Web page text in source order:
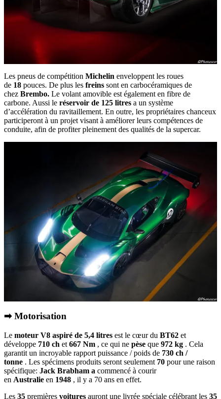
Les pneus de compétition Michelin enveloppent les roues
de 18 pouces. De plus les freins sont en carbocéramiques de
chez Brembo. Le volant amovible est également en fibre de
carbone. Aussi le réservoir de 125 litres a un système
d’accélération du ravitaillement. En outre, les propriétaires chanceux
participeront à un projet visant à améliorer leurs compétences de
conduite, afin de profiter pleinement des qualités de la supercar.
➡ Motorisation
Le moteur V8 aspiré de 5,4 litres est le cœur du BT62 et
développe 710 ch et 667 Nm , ce qui ne pèse que 972 kg . Cela
garantit un incroyable rapport puissance / poids de 730 ch /
tonne . Les spécimens produits seront seulement 70 pour une raison
spécifique: Jack Brabham a commencé à courir
en Australie en 1948 , il y a 70 ans en effet.
Les 35 premières voitures auront une livrée spéciale célébrant les 35